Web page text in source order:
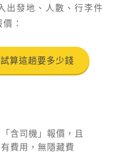
出發地、人數、行李件
：
算這趟要多少錢
含司機」報價，且
費用，無隱藏費